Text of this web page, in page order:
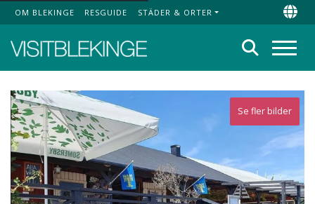
Top Menu
OM BLEKINGE RESGUIDE STÄDER & ORTER
Sök
Se fler bilder